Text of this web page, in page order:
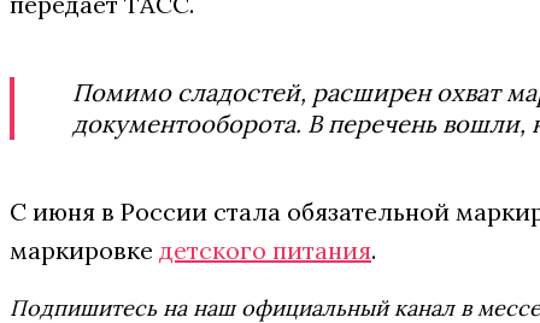
Помимо сладостей, расширен охват
документооборота. В перечень
С июня в России стала обязательной
маркировке детского питания.
Подпишитесь на наш официальный канал в